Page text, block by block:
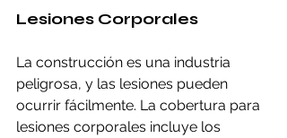
Lesiones Corporales
La construcción es una industria
peligrosa, y las lesiones pueden
ocurrir fácilmente. La cobertura para
lesiones corporales incluye los